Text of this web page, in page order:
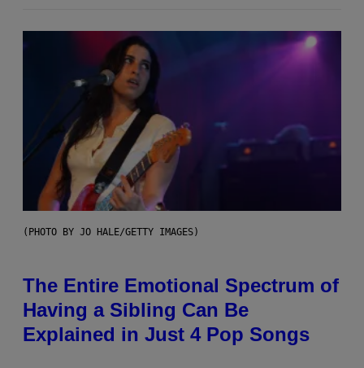
(PHOTO BY JO HALE/GETTY IMAGES)
The Entire Emotional Spectrum of
Having a Sibling Can Be
Explained in Just 4 Pop Songs